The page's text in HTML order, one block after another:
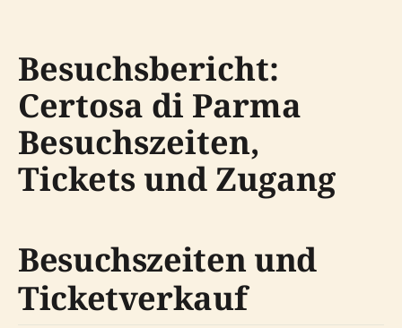
Besuchsbericht:
Certosa di Parma
Besuchszeiten,
Tickets und Zugang
Besuchszeiten und
Ticketverkauf